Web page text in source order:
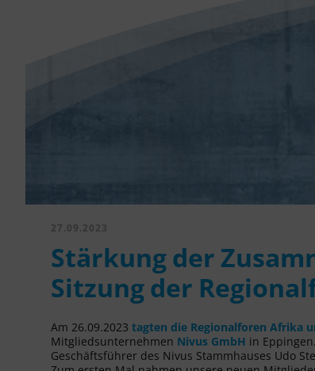
27.09.2023
Stärkung der
Sitzung der
Am 26.09.2023 tagten die Regionalforen Afrika
Mitgliedsunternehmen Nivus GmbH in
Geschäftsführer des Nivus Stammhauses Udo